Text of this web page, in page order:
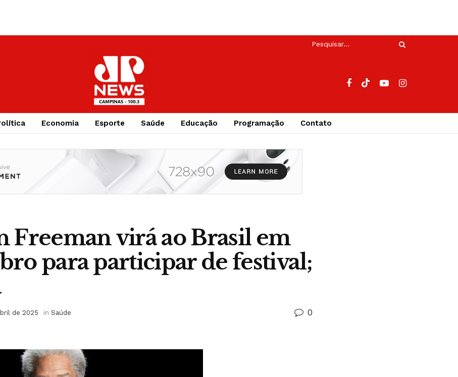
Economia Esporte Saúde Educação Programação Contato
Freeman virá ao Brasil em
para participar de festival;
de 2025 in Saúde 0